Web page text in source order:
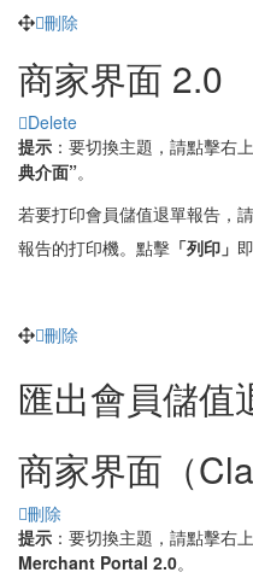
刪除
商家界面 2.0
Delete
提示 ：要切換主題，請點擊右
典介面”。
若要打印會員儲值退單報告，
報告的打印機。點擊 「列印 」
刪除
匯出會員儲值
商家界面（
刪除
提示 ：要切換主題，請點擊右
Merchant Portal 2.0。